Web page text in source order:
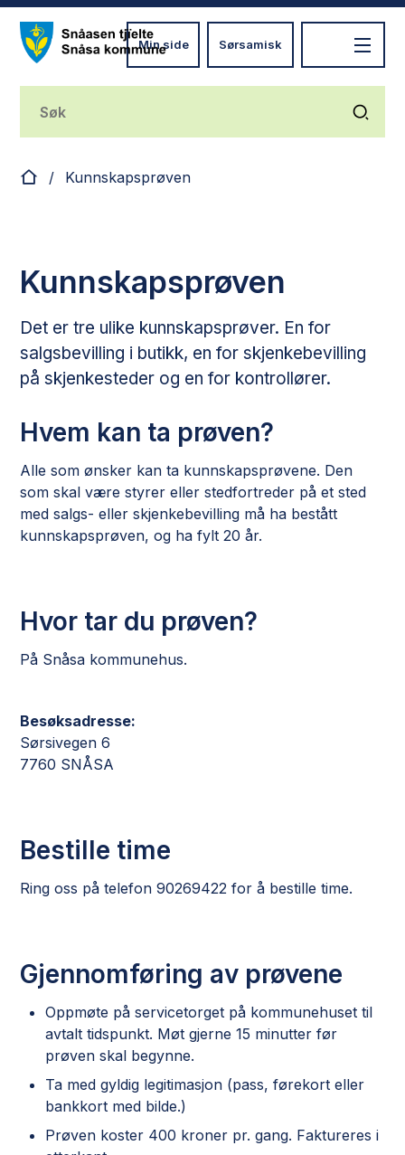
Min side Sørsamisk
Du er her:Kunnskapsprøven
Kunnskapsprøven
Det er tre ulike kunnskapsprøver. En for
salgsbevilling i butikk, en for skjenkebevilling
på skjenkesteder og en for kontrollører.
Hvem kan ta prøven?
Alle som ønsker kan ta kunnskapsprøvene. Den
som skal være styrer eller stedfortreder på et sted
med salgs- eller skjenkebevilling må ha bestått
kunnskapsprøven, og ha fylt 20 år.
Hvor tar du prøven?
På Snåsa kommunehus.
Besøksadresse:
Sørsivegen 6
7760 SNÅSA
Bestille time
Ring oss på telefon 90269422 for å bestille time.
Gjennomføring av prøvene
Oppmøte på servicetorget på kommunehuset til
avtalt tidspunkt. Møt gjerne 15 minutter før
prøven skal begynne.
Ta med gyldig legitimasjon (pass, førekort eller
bankkort med bilde.)
Prøven koster 400 kroner pr. gang. Faktureres i